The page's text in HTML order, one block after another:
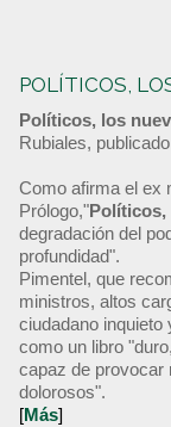
POLÍTICOS,
Políticos, los
Rubiales,
Como afirma el ex
Prólogo,"Políticos,
degradación del
profundidad".
Pimentel, que
ministros, altos
ciudadano inquieto
como un libro
capaz de provocar
dolorosos".
[Más]